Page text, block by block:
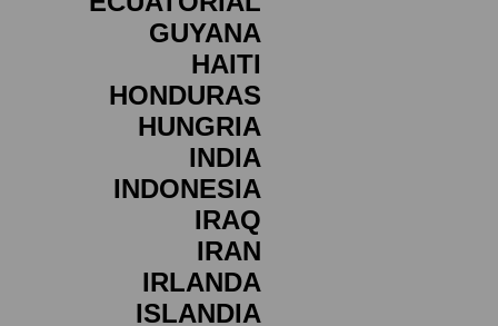
GUYANA
HAITI
HONDURAS
HUNGRIA
INDIA
INDONESIA
IRAQ
IRAN
IRLANDA
ISLANDIA